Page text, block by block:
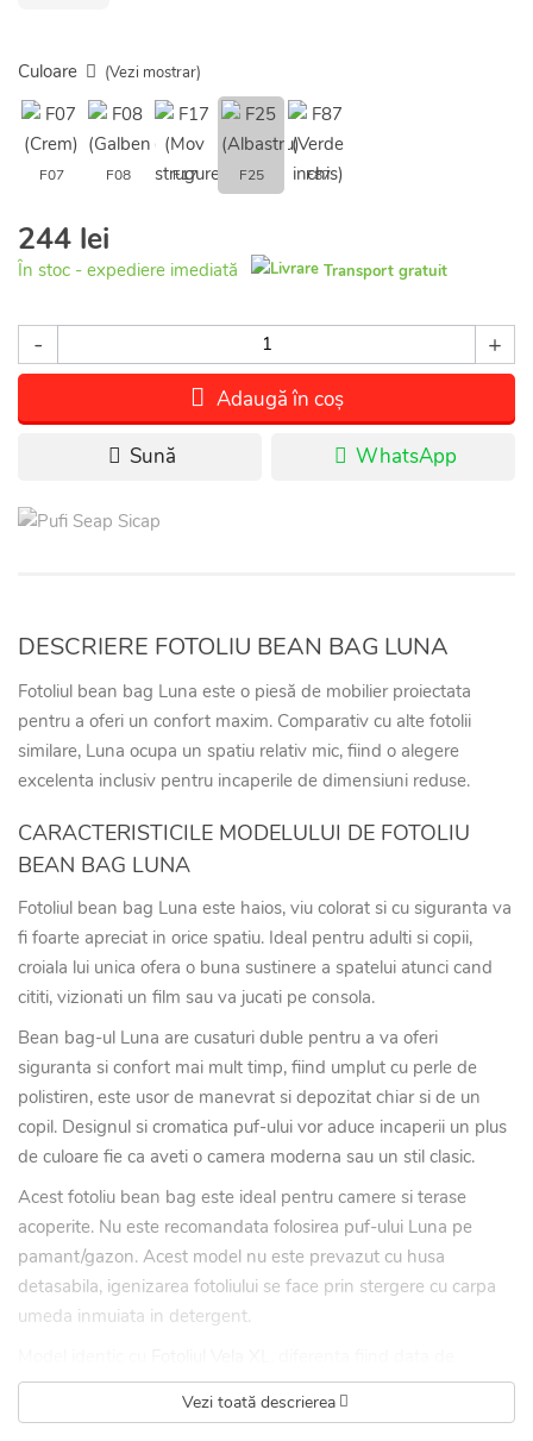
Culoare (Vezi mostrar)
F07 F08 F17 F25 F87
244 lei
În stoc - expediere imediată Transport gratuit
- +
Adaugă în coș
Sună
WhatsApp
DESCRIERE FOTOLIU BEAN BAG LUNA
Fotoliul bean bag Luna este o piesă de mobilier proiectata
pentru a oferi un confort maxim. Comparativ cu alte fotolii
similare, Luna ocupa un spatiu relativ mic, fiind o alegere
excelenta inclusiv pentru incaperile de dimensiuni reduse.
CARACTERISTICILE MODELULUI DE FOTOLIU
BEAN BAG LUNA
Fotoliul bean bag Luna este haios, viu colorat si cu siguranta va
fi foarte apreciat in orice spatiu. Ideal pentru adulti si copii,
croiala lui unica ofera o buna sustinere a spatelui atunci cand
cititi, vizionati un film sau va jucati pe consola.
Bean bag-ul Luna are cusaturi duble pentru a va oferi
siguranta si confort mai mult timp, fiind umplut cu perle de
polistiren, este usor de manevrat si depozitat chiar si de un
copil. Designul si cromatica puf-ului vor aduce incaperii un plus
de culoare fie ca aveti o camera moderna sau un stil clasic.
Acest fotoliu bean bag este ideal pentru camere si terase
acoperite. Nu este recomandata folosirea puf-ului Luna pe
pamant/gazon. Acest model nu este prevazut cu husa
detasabila, igenizarea fotoliului se face prin stergere cu carpa
umeda inmuiata in detergent.
material, care este 100% sintetic PES.
Vezi toată descrierea